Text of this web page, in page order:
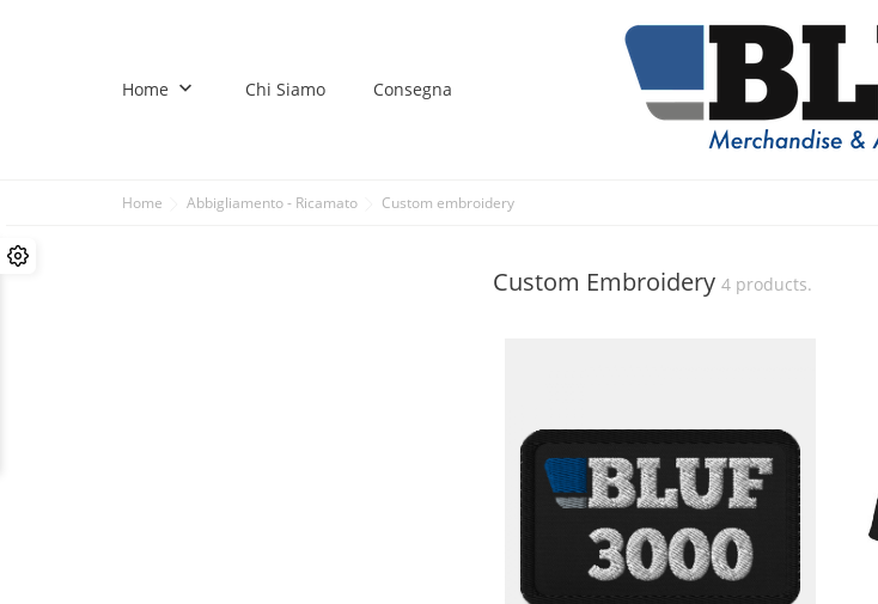
Home keyboard_arrow_down Chi Siamo Consegna
Home Abbigliamento - Ricamato Custom embroidery
Custom Embroidery 4 products.